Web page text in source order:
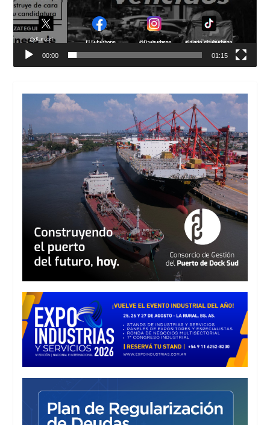
00:00 01:15